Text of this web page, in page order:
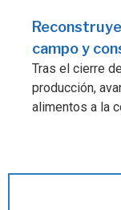
campo y
Tras el cierre
producción,
alimentos a la